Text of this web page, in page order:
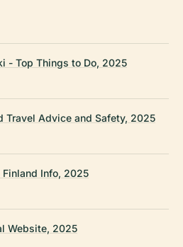
- Top Things to Do, 2025
Travel Advice and Safety, 2025
Finland Info, 2025
Website, 2025